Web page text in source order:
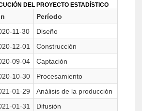
DEL PROYECTO ESTADÍSTICO
Período
11-30
Diseño
12-01
Construcción
09-04
Captación
10-30
Procesamiento
01-29
Análisis de la producción
01-31 Difusión